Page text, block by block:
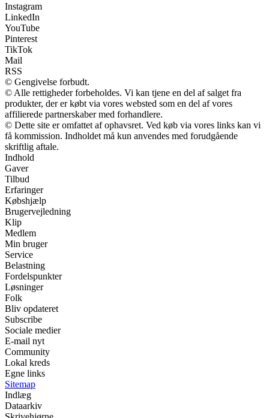
Instagram
LinkedIn
YouTube
Pinterest
TikTok
Mail
RSS
© Gengivelse forbudt.
© Alle rettigheder forbeholdes. Vi kan tjene en del af salget fra
produkter, der er købt via vores websted som en del af vores
affilierede partnerskaber med forhandlere.
© Dette site er omfattet af ophavsret. Ved køb via vores links kan vi
få kommission. Indholdet må kun anvendes med forudgående
skriftlig aftale.
Indhold
Gaver
Tilbud
Erfaringer
Købshjælp
Brugervejledning
Klip
Medlem
Min bruger
Service
Belastning
Fordelspunkter
Løsninger
Folk
Bliv opdateret
Subscribe
Sociale medier
E-mail nyt
Community
Lokal kreds
Egne links
Sitemap
Indlæg
Dataarkiv